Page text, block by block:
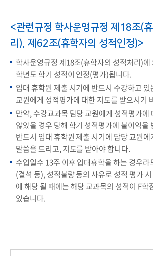
<관련규정 학사운영규정 제18조(
리), 제62조(휴학자의 성적인정)>
학사운영규정 제18조(휴학자의 성적처리)에
학년도 학기 성적이 인정(평가)됩니다.
입대 휴학원 제출 시기에 반드시 수강하고
교원에게 성적평가에 대한 지도를 받으시기
만약, 수강교과목 담당 교원에게 성적평가에
않았을 경우 당해 학기 성적평가에 불이익을
반드시 입대 휴학원 제출 시기에 담당 교원
말씀을 드리고, 지도를 받아야 합니다.
수업일수 13주 이후 입대휴학을 하는 경우라
(결석 등), 성적불량 등의 사유로 성적 평가
에 해당 될 때에는 해당 교과목의 성적이 F학
있습니다.